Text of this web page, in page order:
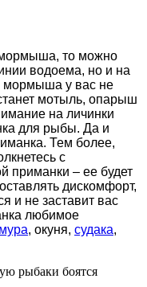
мормыша, то можно
водоема, но и на
мормыша у вас не
мотыль, опарыш
на личинки
для рыбы. Да и
Тем более,
с
приманки – ее будет
дискомфорт,
и не заставит вас
любимое
, окуня, судака,